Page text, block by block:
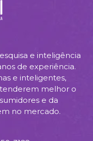
e inteligência
de experiência.
e inteligentes,
melhor o
e da
no mercado.